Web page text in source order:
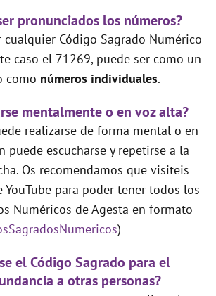
pronunciados los números?
cualquier Código Sagrado Numérico
caso el 71269, puede ser como un
como números individuales.
mentalmente o en voz alta?
realizarse de forma mental o en
puede escucharse y repetirse a la
Os recomendamos que visiteis
YouTube para poder tener todos los
Numéricos de Agesta en formato
)
el Código Sagrado para el
a otras personas?